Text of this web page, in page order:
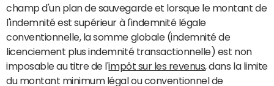
champ d'un plan de sauvegarde et lorsque le montant de
l'indemnité est supérieur à l'indemnité légale
conventionnelle, la somme globale (indemnité de
licenciement plus indemnité transactionnelle) est non
imposable au titre de l'impôt sur les revenus, dans la limite
du montant minimum légal ou conventionnel de